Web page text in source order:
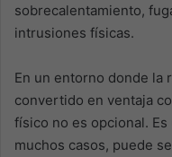
sobrecalentamiento,
intrusiones físicas.
En un entorno donde la
convertido en ventaja
físico no es opcional.
muchos casos, puede